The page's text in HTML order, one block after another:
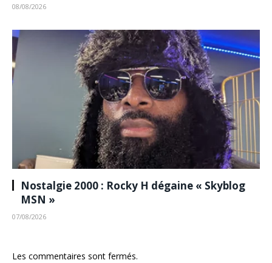
08/08/2026
Nostalgie 2000 : Rocky H dégaine « Skyblog
MSN »
07/08/2026
Les commentaires sont fermés.